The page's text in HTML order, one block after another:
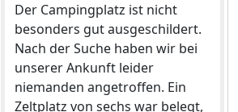
Der Campingplatz ist nicht
besonders gut ausgeschildert.
Nach der Suche haben wir bei
unserer Ankunft leider
niemanden angetroffen. Ein
Zeltplatz von sechs war belegt,